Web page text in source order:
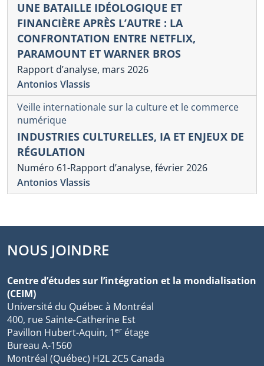
UNE BATAILLE IDÉOLOGIQUE ET
FINANCIÈRE APRÈS L’AUTRE : LA
CONFRONTATION ENTRE NETFLIX,
PARAMOUNT ET WARNER BROS
Rapport d’analyse, mars 2026
Antonios Vlassis
Veille internationale sur la culture et le commerce
numérique
INDUSTRIES CULTURELLES, IA ET ENJEUX DE
RÉGULATION
Numéro 61-Rapport d’analyse, février 2026
Antonios Vlassis
NOUS JOINDRE
Centre d’études sur l’intégration et la mondialisation
(CEIM)
Université du Québec à Montréal
400, rue Sainte-Catherine Est
Pavillon Hubert-Aquin, 1er étage
Bureau A-1560
Montréal (Québec) H2L 2C5 Canada